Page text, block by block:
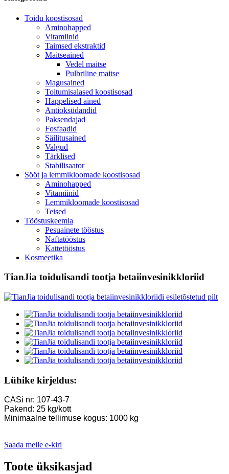
Toidu koostisosad
Aminohapped
Vitamiinid
Taimsed ekstraktid
Maitseained
Vedel maitse
Pulbriline maitse
Magusained
Toitumisalased koostisosad
Happelised ained
Antioksüdandid
Paksendajad
Fosfaadid
Säilitusained
Valgud
Tärklised
Stabilisaator
Sööt ja lemmikloomade koostisosad
Aminohapped
Vitamiinid
Lemmikloomade koostisosad
Teised
Tööstuskeemia
Pesuainete tööstus
Naftatööstus
Kattetööstus
Kosmeetika
TianJia toidulisandi tootja betaiinvesinikkloriid
Lühike kirjeldus:
CASi nr: 107-43-7
Pakend: 25 kg/kott
Minimaalne tellimuse kogus: 1000 kg
Saada meile e-kiri
Toote üksikasjad